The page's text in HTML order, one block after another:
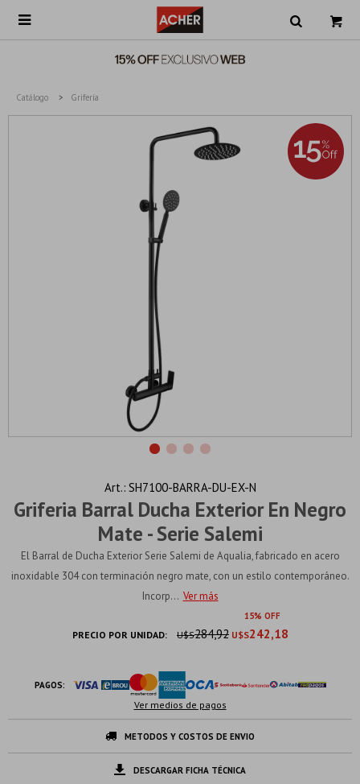

Catálogo Grifería
Griferia Barral Ducha Exterior En Negro
Mate - Serie Salemi
SH7100-BARRA-DU-EX-N
El Barral de Ducha Exterior Serie Salemi de Aqualia, fabricado en acero
inoxidable 304 con terminación negro mate, con un estilo contemporáneo.
Incorp... Ver más
15
PRECIO POR UNIDAD: U$S242,18
U$S284,92
PAGOS:
Ver medios de pagos
METODOS Y COSTOS DE ENVIO
DESCARGAR FICHA TÉCNICA